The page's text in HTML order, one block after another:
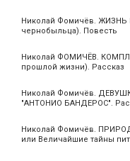
Николай Фомичёв. ЖИЗНЬ
чернобыльца). Повесть
Николай ФОМИЧЁВ.
прошлой жизни). Рассказ
Николай Фомичёв.
"АНТОНИО БАНДЕРОС".
Николай Фомичёв.
или Величайшие тайны